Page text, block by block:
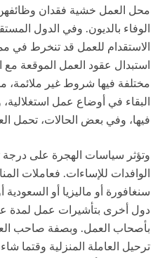
محل العمل خشية فقدان
الوفاء بالديون. وفي الدول
الاستقدام للعمل قد تنخرط في
استبدال عقود العمل الموقعة مع
مختلفة فيها شروط غير ملائمة،
البقاء في أوضاع عمل
فيها، وفي بعض الحالات، تحمل
وتؤثر سياسات الهجرة على
الوافدات للإساءات. فعاملات
سنغافورة أو ماليزيا أو السعودية
دول أخرى بتأشيرات عمل لمدة
بأصحاب العمل. وبصفة صاحب
ترحيل العاملة المنزلية وقتما